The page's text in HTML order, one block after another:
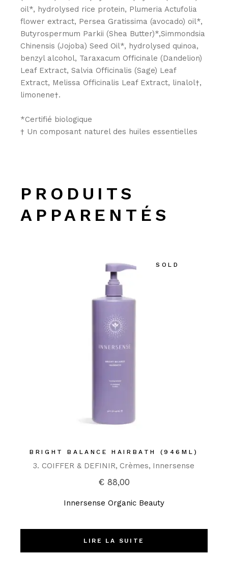
oil*, hydrolysed rice protein, Plumeria Actufolia
flower extract, Persea Gratissima (avocado) oil*,
Butyrospermum Parkii (Shea Butter)*,Simmondsia
Chinensis (Jojoba) Seed Oil*, hydrolysed quinoa,
benzyl alcohol, Taraxacum Officinale (Dandelion)
Leaf Extract, Salvia Officinalis (Sage) Leaf
Extract, Melissa Officinalis Leaf Extract, linalol†,
limonene†.
*Certifié biologique
† Un composant naturel des huiles essentielles
PRODUITS
APPARENTÉS
SOLD
BRIGHT BALANCE HAIRBATH (946ML)
3. COIFFER & DEFINIR Crèmes Innersense
€88,00
Innersense Organic Beauty
LIRE LA SUITE